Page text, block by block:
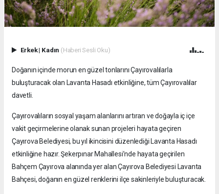
Erkek| Kadın (Haberi Sesli Oku)
Doğanın içinde morun en güzel tonlarını Çayırovalılarla
buluşturacak olan Lavanta Hasadı etkinliğine, tüm Çayırovalılar
davetli.
Çayırovalıların sosyal yaşam alanlarını artıran ve doğayla iç içe
vakit geçirmelerine olanak sunan projeleri hayata geçiren
Çayırova Belediyesi, bu yıl ikincisini düzenlediği Lavanta Hasadı
etkinliğine hazır. Şekerpınar Mahallesi’nde hayata geçirilen
Bahçem Çayırova alanında yer alan Çayırova Belediyesi Lavanta
Bahçesi, doğanın en güzel renklerini ilçe sakinleriyle buluşturacak.